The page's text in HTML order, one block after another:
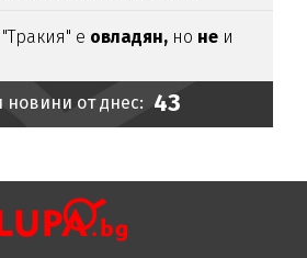
е овладян, но не и
новини от днес: 43